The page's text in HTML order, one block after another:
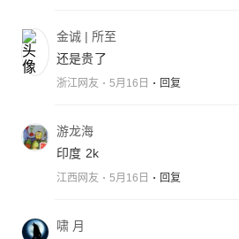
金诚 | 所至
还是贵了
浙江网友 5月16日 回复
游龙海
印度 2k
江西网友 5月16日 回复
啸 月